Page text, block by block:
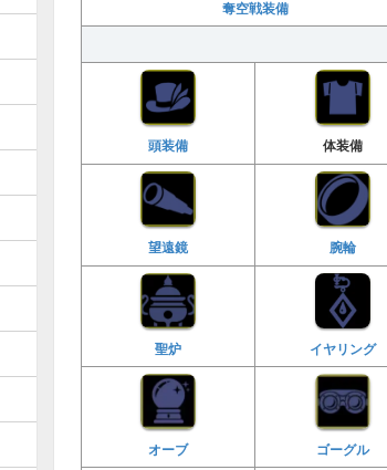
奪空戦装備
頭装備 体装備
望遠鏡 腕輪
聖炉 イヤリング
オーブ ゴーグル